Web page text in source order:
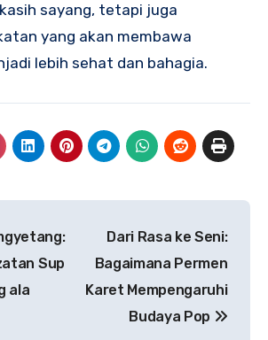
sayang, tetapi juga
yang akan membawa
lebih sehat dan bahagia.
Sup
ala
Dari Rasa ke Seni:
Bagaimana Permen
Karet Mempengaruhi
Budaya Pop